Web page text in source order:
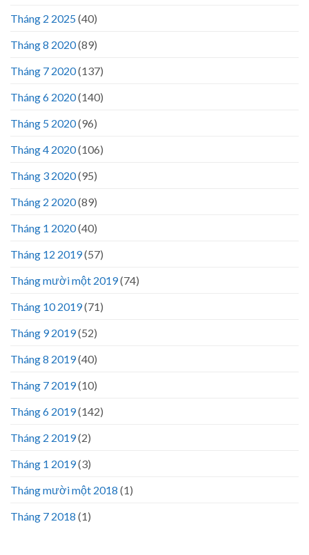
Tháng 2 2025(40)
Tháng 8 2020(89)
Tháng 7 2020(137)
Tháng 6 2020(140)
Tháng 5 2020(96)
Tháng 4 2020(106)
Tháng 3 2020(95)
Tháng 2 2020(89)
Tháng 1 2020(40)
Tháng 12 2019(57)
Tháng mười một 2019(74)
Tháng 10 2019(71)
Tháng 9 2019(52)
Tháng 8 2019(40)
Tháng 7 2019(10)
Tháng 6 2019(142)
Tháng 2 2019(2)
Tháng 1 2019(3)
Tháng mười một 2018 (1)
Tháng 7 2018 (1)